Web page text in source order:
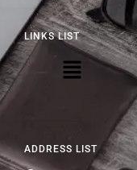
ADDRESS LIST
LINKS LIST